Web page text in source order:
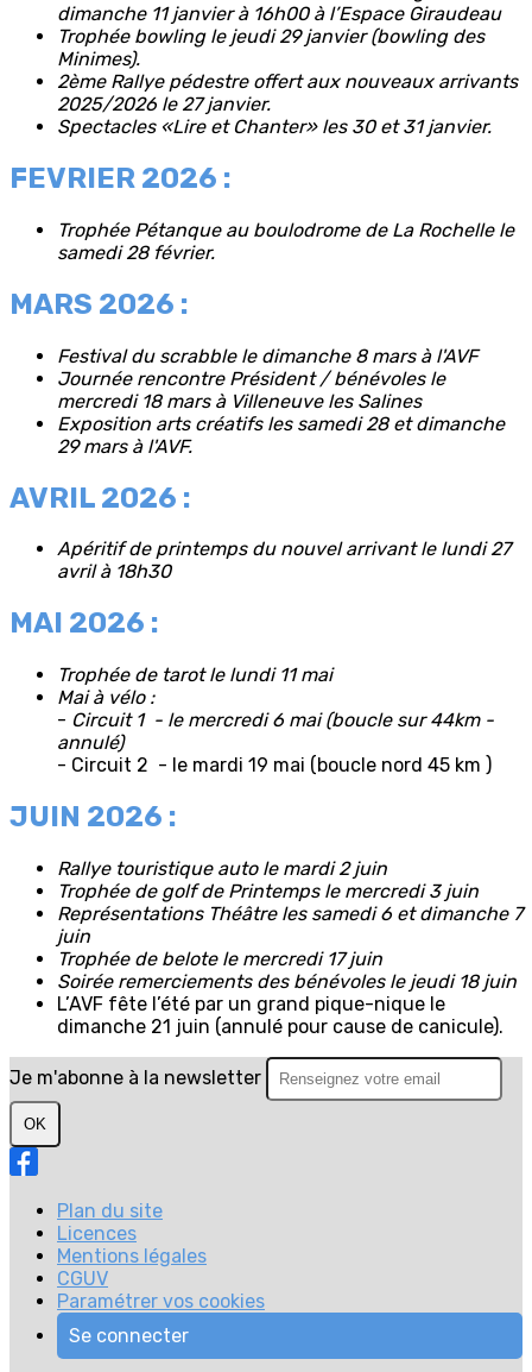
dimanche 11 janvier à 16h00 à l’Espace Giraudeau
Trophée bowling le jeudi 29 janvier (bowling des
Minimes).
2ème Rallye pédestre offert aux nouveaux arrivants
2025/2026 le 27 janvier.
Spectacles «Lire et Chanter» les 30 et 31 janvier.
FEVRIER 2026 :
Trophée Pétanque au boulodrome de La Rochelle le
samedi 28 février.
MARS 2026 :
Festival du scrabble le dimanche 8 mars à l'AVF
Journée rencontre Président / bénévoles le
mercredi 18 mars à Villeneuve les Salines
Exposition arts créatifs les samedi 28 et dimanche
29 mars à l'AVF.
AVRIL 2026 :
Apéritif de printemps du nouvel arrivant le lundi 27
avril à 18h30
MAI 2026 :
Trophée de tarot le lundi 11 mai
Mai à vélo :
- Circuit 1 - le mercredi 6 mai (boucle sur 44km -
annulé)
- Circuit 2 - le mardi 19 mai (boucle nord 45 km )
JUIN 2026 :
Rallye touristique auto le mardi 2 juin
Trophée de golf de Printemps le mercredi 3 juin
Représentations Théâtre les samedi 6 et dimanche 7
juin
Trophée de belote le mercredi 17 juin
Soirée remerciements des bénévoles le jeudi 18 juin
L’AVF fête l’été par un grand pique-nique le
dimanche 21 juin (annulé pour cause de canicule).
Je m'abonne à la newsletter
OK
Plan du site
Licences
Mentions légales
CGUV
Paramétrer vos cookies
Se connecter